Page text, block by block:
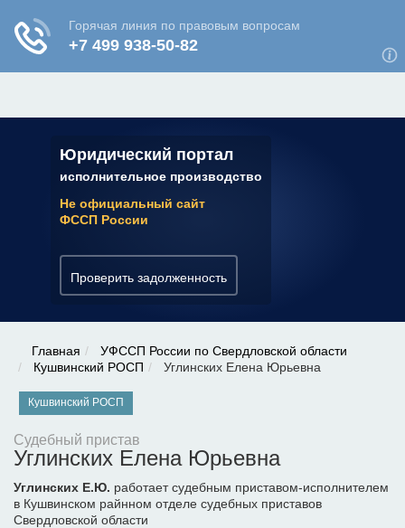
Юридический портал
исполнительное производство
Не официальный сайт
ФССП России
Проверить задолженность
✆ 7 (800) 350-22-64
Главная
УФССП России по Свердловской области
Кушвинский РОСП
Углинских Елена Юрьевна
Кушвинский РОСП
Судебный пристав
Углинских Елена Юрьевна
Углинских Е.Ю. работает судебным приставом-исполнителем
в Кушвинском райнном отделе судебных приставов
Свердловской области